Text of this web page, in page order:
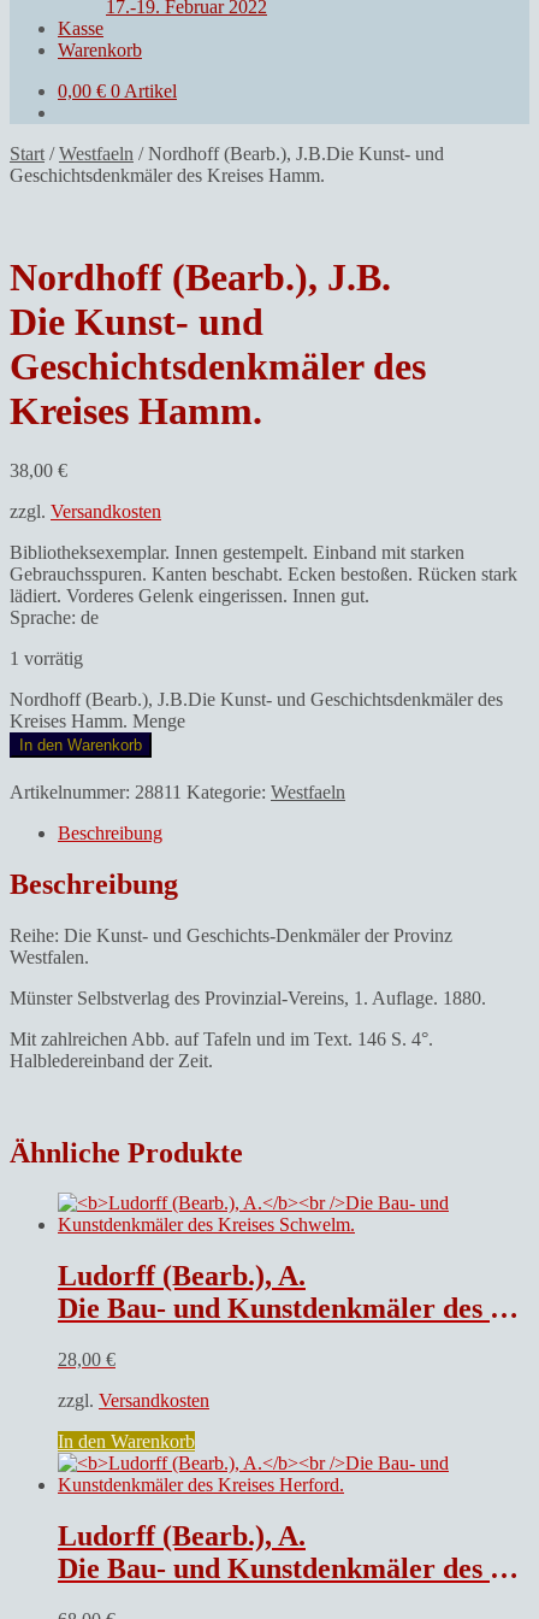
17.-19. Februar 2022
Kasse
Warenkorb
0,00 € 0 Artikel
Start /Westfaeln /Nordhoff (Bearb.), J.B.Die Kunst- und
Geschichtsdenkmäler des Kreises Hamm.
Nordhoff (Bearb.), J.B.
Die Kunst- und
Geschichtsdenkmäler des
Kreises Hamm.
38,00 €
zzgl. Versandkosten
Bibliotheksexemplar. Innen gestempelt. Einband mit starken
Gebrauchsspuren. Kanten beschabt. Ecken bestoßen. Rücken stark
lädiert. Vorderes Gelenk eingerissen. Innen gut.
Sprache: de
1 vorrätig
Nordhoff (Bearb.), J.B.Die Kunst- und Geschichtsdenkmäler des
Kreises Hamm. Menge
In den Warenkorb
Artikelnummer: 28811 Kategorie: Westfaeln
Beschreibung
Beschreibung
Reihe: Die Kunst- und Geschichts-Denkmäler der Provinz
Westfalen.
Münster Selbstverlag des Provinzial-Vereins, 1. Auflage. 1880.
Mit zahlreichen Abb. auf Tafeln und im Text. 146 S. 4°.
Halbledereinband der Zeit.
Ähnliche Produkte
Ludorff (Bearb.), A.
Die Bau- und Kunstdenkmäler des Kreises Schwelm.
28,00 €
zzgl. Versandkosten
In den Warenkorb
Ludorff (Bearb.), A.
Die Bau- und Kunstdenkmäler des Kreises Herford.